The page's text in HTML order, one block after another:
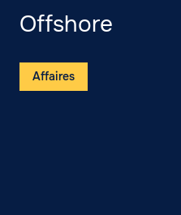
Offshore
Affaires